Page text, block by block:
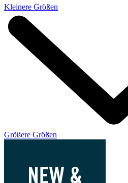
Kleinere Größen
Größere Größen